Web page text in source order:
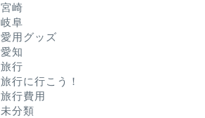
宮崎
岐阜
愛用グッズ
愛知
旅行
旅行に行こう！
旅行費用
未分類